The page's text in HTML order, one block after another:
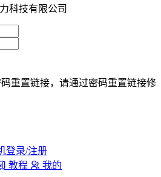
科技有限公司
重置链接，请通过密码重置链接修
登录/注册
教程 我的